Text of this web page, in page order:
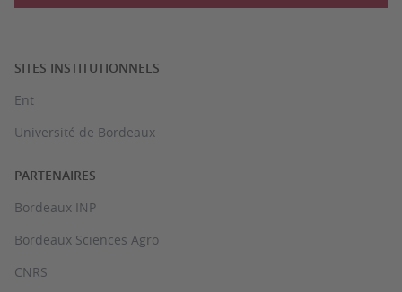
SITES INSTITUTIONNELS
Ent
Université de Bordeaux
PARTENAIRES
Bordeaux INP
Bordeaux Sciences Agro
CNRS